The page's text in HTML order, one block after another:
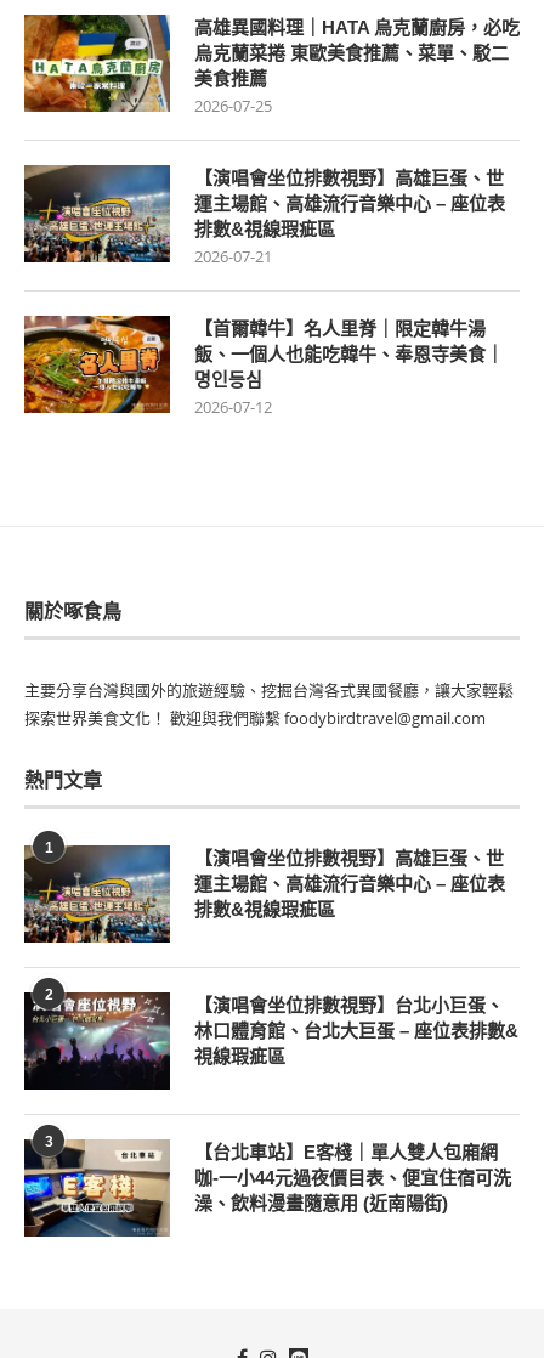
高雄異國料理｜HATA 烏克蘭廚房，必吃
烏克蘭菜捲 東歐美食推薦、菜單、駁二
美食推薦
2026-07-25
【演唱會坐位排數視野】高雄巨蛋、世
運主場館、高雄流行音樂中心 – 座位表
排數&視線瑕疵區
2026-07-21
【首爾韓牛】名人里脊｜限定韓牛湯
飯、一個人也能吃韓牛、奉恩寺美食｜
명인등심
2026-07-12
關於啄食鳥
主要分享台灣與國外的旅遊經驗、挖掘台灣各式異國餐廳，讓大家輕鬆
探索世界美食文化！ 歡迎與我們聯繫 foodybirdtravel@gmail.com
熱門文章
1
【演唱會坐位排數視野】高雄巨蛋、世
運主場館、高雄流行音樂中心 – 座位表
排數&視線瑕疵區
2
【演唱會坐位排數視野】台北小巨蛋、
林口體育館、台北大巨蛋 – 座位表排數&
視線瑕疵區
3
【台北車站】E客棧｜單人雙人包廂網
咖-一小44元過夜價目表、便宜住宿可洗
澡、飲料漫畫隨意用 (近南陽街)